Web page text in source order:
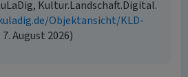
Kultur.Landschaft.Digital.
Objektansicht/KLD-
August 2026)